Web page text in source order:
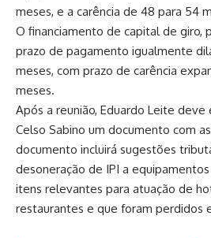
meses, e a carência de 48 para 54
O financiamento de capital de giro,
prazo de pagamento igualmente
meses, com prazo de carência
meses.
Após a reunião, Eduardo Leite
Celso Sabino um documento com
documento incluirá sugestões
desoneração de IPI a
itens relevantes para atuação de
restaurantes e que foram perdidos